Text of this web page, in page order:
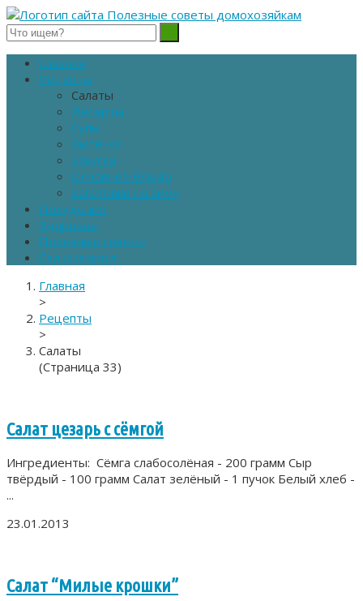
Полезные советы домохозяйкам
Главная
Рецепты
Салаты
Десерты
Супы
Выпечка
Закуски
Основное блюдо
Заготовки на зиму
Похудение
Здоровье
Полезные советы
Сад и огород
Главная
>
Рецепты
>
Салаты
(Страница 33)
Салат цезарь с сёмгой
Ингредиенты: Сёмга слабосолёная - 200 грамм Сыр
твёрдый - 100 грамм Салат зелёный - 1 пучок Белый хлеб -
...
23.01.2013
Салат “Милые крошки”